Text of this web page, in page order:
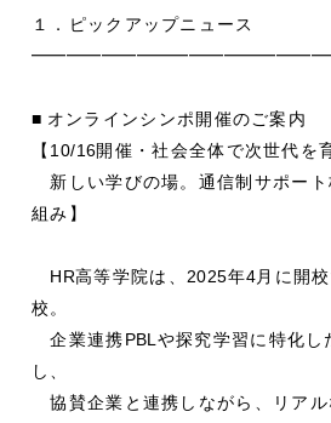
１．ピックアップニュース
■ オンラインシンポ開催のご案内
【 10/16開催・社会全体で次世代を
新しい学びの場。通信制サポート
組み】
HR高等学院は、 2025年4月に開
校。
企業連携PBL や探究学習に特化し
し、
協賛企業と連携しながら、リアル